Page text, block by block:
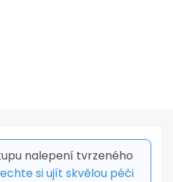
nalepení tvrzeného
si ujít skvělou péči